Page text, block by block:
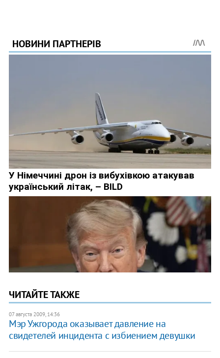
ЧИТАЙТЕ ТАКЖЕ
07 августа 2009, 14:36
Мэр Ужгорода оказывает давление на
свидетелей инцидента с избиением девушки